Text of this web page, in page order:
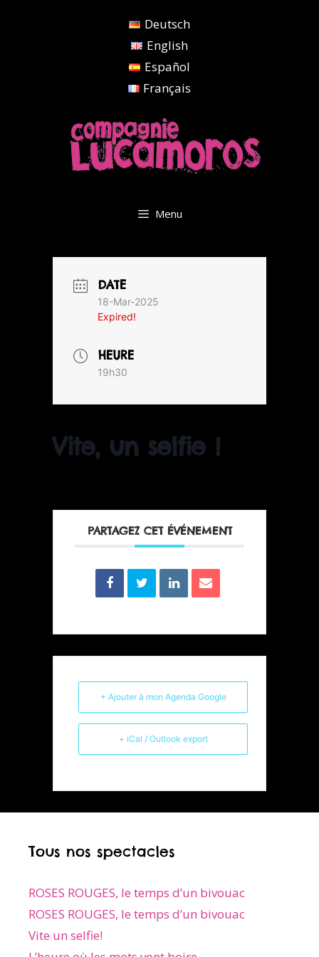
Deutsch
English
Español
Français
Menu
DATE
18-Mar-2025
Expired!
HEURE
19h30
Vite, un selfie !
PARTAGEZ CET ÉVÉNEMENT
+ Ajouter à mon Agenda Google
+ iCal / Outlook export
Tous nos spectacles
ROSES ROUGES, le temps d’un bivouac
ROSES ROUGES, le temps d’un bivouac
Vite un selfie!